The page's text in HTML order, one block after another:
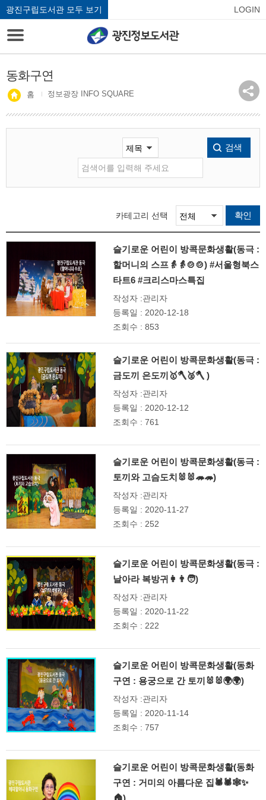
광진구립도서관 모두 보기 LOGIN
동화구연
홈 정보광장 INFO SQUARE
검색
카테고리 선택 확인
슬기로운 어린이 방콕문화생활(동극 :
할머니의 스프👵👵🍲🍲) #서울형북스
타트6 #크리스마스특집
작성자 :관리자
등록일 : 2020-12-18
조회수 : 853
슬기로운 어린이 방콕문화생활(동극 :
금도끼 은도끼🥇🪓🥈🪓 )
작성자 :관리자
등록일 : 2020-12-12
조회수 : 761
슬기로운 어린이 방콕문화생활(동극 :
토끼와 고슴도치🐰🐰🦔🦔)
작성자 :관리자
등록일 : 2020-11-27
조회수 : 252
슬기로운 어린이 방콕문화생활(동극 :
날아라 복방귀👩👨🧑)
작성자 :관리자
등록일 : 2020-11-22
조회수 : 222
슬기로운 어린이 방콕문화생활(동화
구연 : 용궁으로 간 토끼🐰🐰🌍🌍)
작성자 :관리자
등록일 : 2020-11-14
조회수 : 757
슬기로운 어린이 방콕문화생활(동화
구연 : 거미의 아름다운 집🕷🕷🕸✨
🏠)